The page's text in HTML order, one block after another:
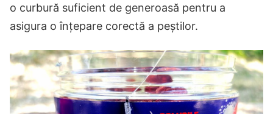
o curbură suficient de generoasă pentru a
asigura o înțepare corectă a peștilor.